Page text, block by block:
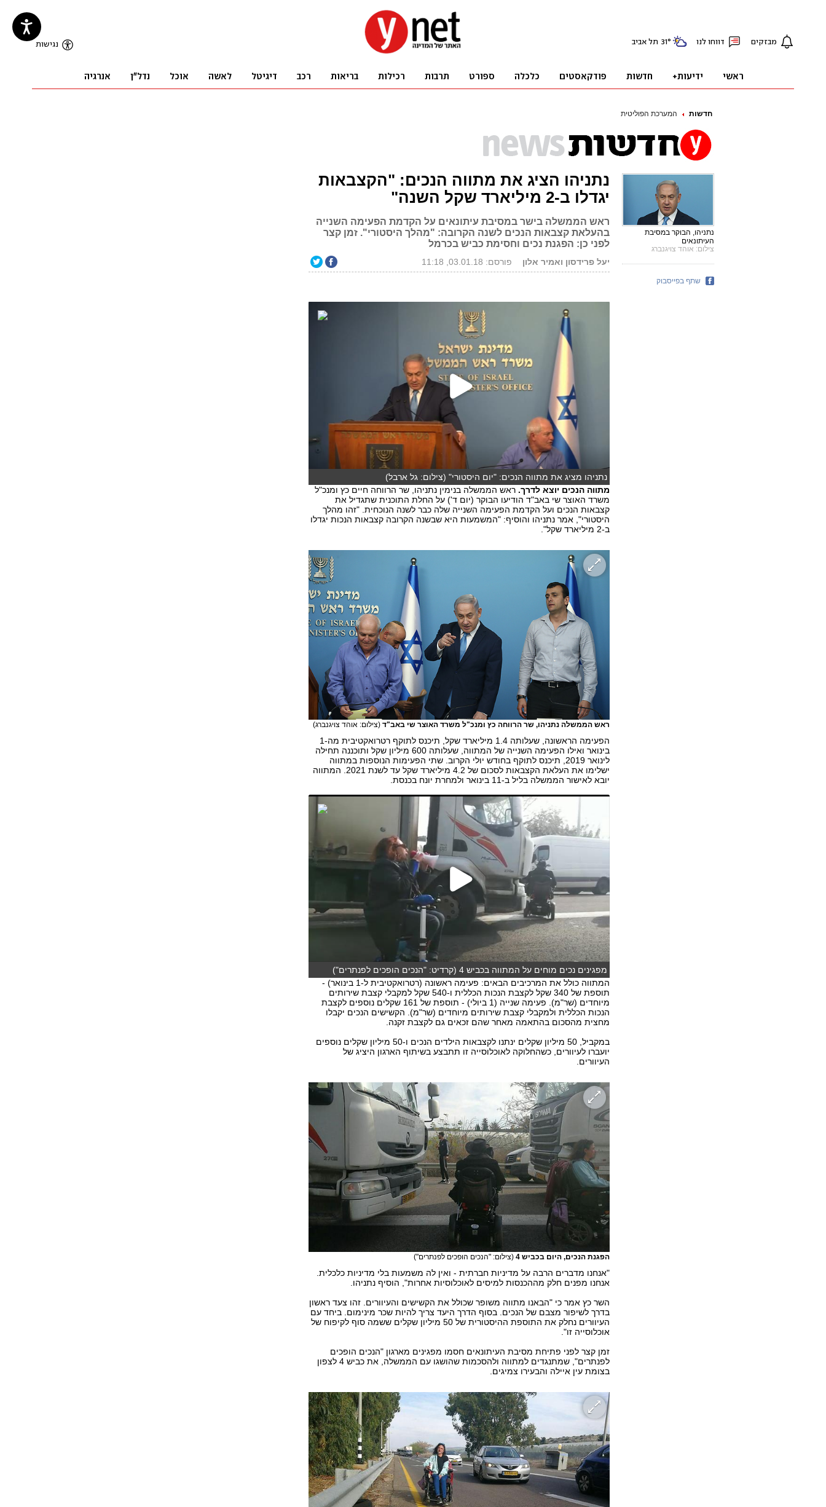
חדשות המערכת הפוליטית
נתניהו הציג את מתווה הנכים: "הקצבאות
יגדלו ב-2 מיליארד שקל השנה"
ראש הממשלה בישר במסיבת עיתונאים על הקדמת הפעימה השנייה
בהעלאת קצבאות הנכים לשנה הקרובה: "מהלך היסטורי". זמן קצר
לפני כן: הפגנת נכים וחסימת כביש בכרמל
יעל פרידסון ואמיר אלון פורסם: 03.01.18, 11:18
נתניהו מציג את מתווה הנכים: "יום היסטורי" (צילום: גל ארבל)
מתווה הנכים יוצא לדרך. ראש הממשלה בנימין נתניהו, שר הרווחה חיים כץ ומנכ"ל
משרד האוצר שי באב"ד הודיעו הבוקר (יום ד') על החלת התוכנית שתגדיל את
קצבאות הנכים ועל הקדמת הפעימה השנייה שלה כבר לשנה הנוכחית. "זהו מהלך
היסטורי", אמר נתניהו והוסיף: "המשמעות היא שבשנה הקרובה קצבאות הנכות יגדלו
ב-2 מיליארד שקל".
ראש הממשלה נתניהו, שר הרווחה כץ ומנכ"ל משרד האוצר שי באב"ד (צילום: אוהד צויגנברג)
הפעימה הראשונה, שעלותה 1.4 מיליארד שקל, תיכנס לתוקף רטרואקטיבית מה-1
בינואר ואילו הפעימה השנייה של המתווה, שעלותה 600 מיליון שקל ותוכננה תחילה
לינואר 2019, תיכנס לתוקף בחודש יולי הקרוב. שתי הפעימות הנוספות במתווה
ישלימו את העלאת הקצבאות לסכום של 4.2 מיליארד שקל עד לשנת 2021. המתווה
יובא לאישור הממשלה בליל ב-11 בינואר ולמחרת יונח בכנסת.
מפגינים נכים מוחים על המתווה בכביש 4 (קרדיט: "הנכים הופכים לפנתרים")
המתווה כולל את המרכיבים הבאים: פעימה ראשונה (רטרואקטיבית ל-1 בינואר) -
תוספת של 340 שקל לקצבת הנכות הכללית ו-540 שקל למקבלי קצבת שירותים
מיוחדים (שר"מ). פעימה שנייה (1 ביולי) - תוספת של 161 שקלים נוספים לקצבת
הנכות הכללית ולמקבלי קצבת שירותים מיוחדים (שר"מ). הקשישים הנכים יקבלו
מחצית מהסכום בהתאמה מאחר שהם זכאים גם לקצבת זקנה.
במקביל, 50 מיליון שקלים ינתנו לקצבאות הילדים הנכים ו-50 מיליון שקלים נוספים
יועברו לעיוורים, כשהחלוקה לאוכלוסייה זו תתבצע בשיתוף הארגון היציג של
העיוורים.
הפגנת הנכים, היום בכביש 4 (צילום: "הנכים הופכים לפנתרים")
"אנחנו מדברים הרבה על מדיניות חברתית - ואין לה משמעות בלי מדיניות כלכלית.
אנחנו מפנים חלק מההכנסות למיסים לאוכלוסיות אחרות", הוסיף נתניהו.
השר כץ אמר כי "הבאנו מתווה משופר שכולל את הקשישים והעיוורים. זהו צעד ראשון
בדרך לשיפור מצבם של הנכים. בסוף הדרך היעד צריך להיות שכר מינימום. ביחד עם
העיוורים נחלק את התוספת ההיסטורית של 50 מיליון שקלים ששמה סוף לקיפוח של
אוכלוסייה זו".
זמן קצר לפני פתיחת מסיבת העיתונאים חסמו מפגינים מארגון "הנכים הופכים
לפנתרים", שמתנגדים למתווה ולהסכמות שהושגו עם הממשלה, את כביש 4 לצפון
בצומת עין איילה והבעירו צמיגים.
נתניהו, הבוקר במסיבת
העיתונאים
צילום: אוהד צויגנברג
שתף בפייסבוק